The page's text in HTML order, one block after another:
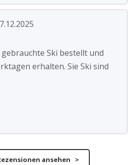
Ski bestellt und
erhalten. Sie Ski sind
ansehen >